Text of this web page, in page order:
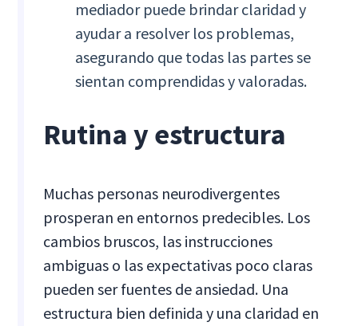
mediador puede brindar claridad y
ayudar a resolver los problemas,
asegurando que todas las partes se
sientan comprendidas y valoradas.
Rutina y estructura
Muchas personas neurodivergentes
prosperan en entornos predecibles. Los
cambios bruscos, las instrucciones
ambiguas o las expectativas poco claras
pueden ser fuentes de ansiedad. Una
estructura bien definida y una claridad en